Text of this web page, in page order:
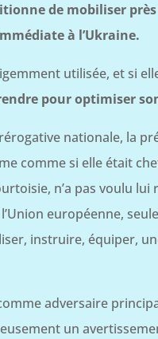
de mobiliser près
à l’Ukraine.
utilisée, et si
pour optimiser
nationale, la
comme si elle était
n’a pas voulu lui
européenne,
instruire, équiper,
adversaire
un